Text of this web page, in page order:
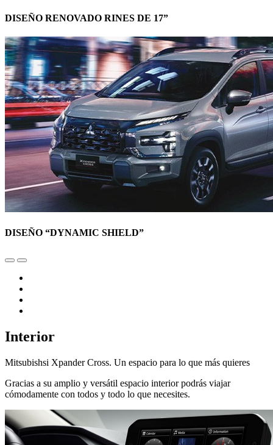
DISEÑO RENOVADO RINES DE 17”
DISEÑO “DYNAMIC SHIELD”
Interior
Mitsubishsi Xpander Cross. Un espacio para lo que más quieres
Gracias a su amplio y versátil espacio interior podrás viajar
cómodamente con todos y todo lo que necesites.